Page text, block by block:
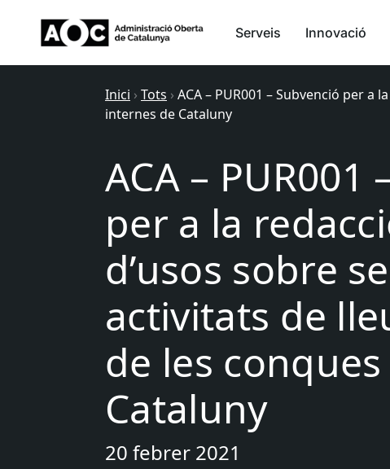
Serveis Innovació
Inici › Tots › ACA – PUR001 – Subvenció per
internes de Cataluny
ACA – PUR001
per a la
d’usos sobre
activitats de
de les
Cataluny
20 febrer 2021